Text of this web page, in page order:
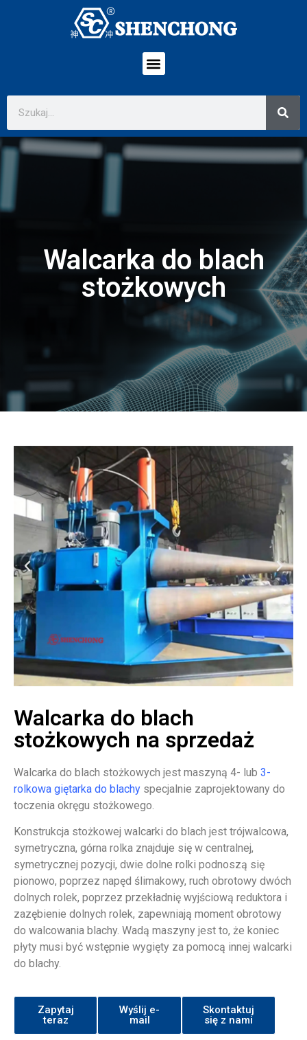
Walcarka do blach
stożkowych
Walcarka do blach
stożkowych na sprzedaż
Walcarka do blach stożkowych jest maszyną 4- lub 3-
rolkowa giętarka do blachy specjalnie zaprojektowany do
toczenia okręgu stożkowego.
Konstrukcja stożkowej walcarki do blach jest trójwalcowa,
symetryczna, górna rolka znajduje się w centralnej,
symetrycznej pozycji, dwie dolne rolki podnoszą się
pionowo, poprzez napęd ślimakowy, ruch obrotowy dwóch
dolnych rolek, poprzez przekładnię wyjściową reduktora i
zazębienie dolnych rolek, zapewniają moment obrotowy
do walcowania blachy. Wadą maszyny jest to, że koniec
płyty musi być wstępnie wygięty za pomocą innej walcarki
do blachy.
Zapytaj
teraz
Wyślij e-
mail
Skontaktuj
się z nami